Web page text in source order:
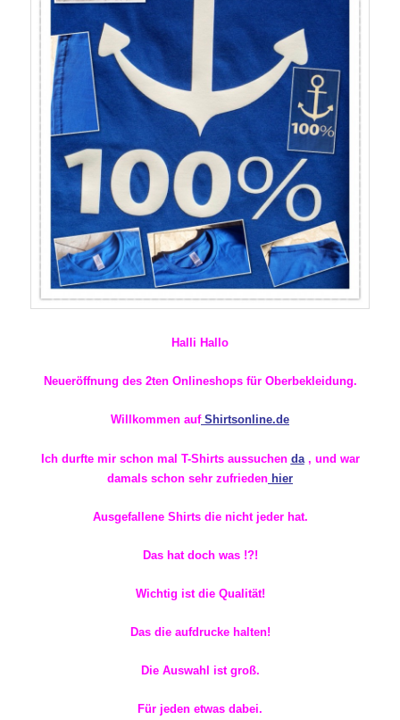
Halli Hallo
Neueröffnung des 2ten Onlineshops für Oberbekleidung.
Willkommen aufShirtsonline.de
Ich durfte mir schon mal T-Shirts aussuchen da , und war
damals schon sehr zufrieden hier
Ausgefallene Shirts die nicht jeder hat.
Das hat doch was !?!
Wichtig ist die Qualität!
Das die aufdrucke halten!
Die Auswahl ist groß.
Für jeden etwas dabei.